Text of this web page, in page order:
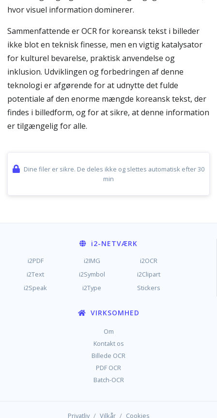
hvor visuel information dominerer.
Sammenfattende er OCR for koreansk tekst i billeder
ikke blot en teknisk finesse, men en vigtig katalysator
for kulturel bevarelse, praktisk anvendelse og
inklusion. Udviklingen og forbedringen af denne
teknologi er afgørende for at udnytte det fulde
potentiale af den enorme mængde koreansk tekst, der
findes i billedform, og for at sikre, at denne information
er tilgængelig for alle.
Dine filer er sikre. De deles ikke og slettes automatisk efter 30
min
i2-NETVÆRK
i2PDF i2IMG
i2OCR
i2Text
i2Symbol
i2Clipart
i2Speak
i2Type Stickers
VIRKSOMHED
Om
Kontakt os
Billede OCR
PDF OCR
Batch-OCR
Privatliv / Vilkår / Cookies